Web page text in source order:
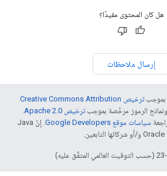
هل كان المحتوى مفيدًا؟
إرسال ملاحظات
بموجب
ترخيص Creative Commons Attribution
الرموز مرخّصة بموجبترخيص Apache 2.0‏
.
سياسات موقع Google Developers‏
. إنّ Java